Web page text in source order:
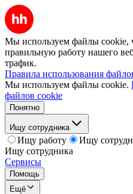
Мы используем файлы cookie,
правильную работу нашего
трафик.
Правила использования
Мы используем файлы cookie.
файлов cookie
Понятно
Ищу сотрудника
Ищу работу
Ищу
Ищу сотрудника
Сервисы
Помощь
Ещё